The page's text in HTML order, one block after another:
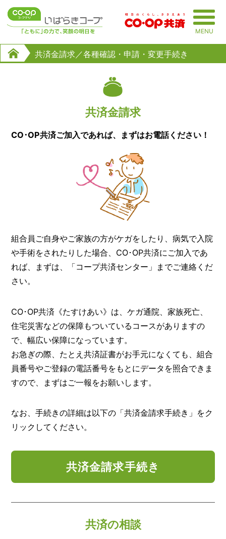
MENU
共済金請求／各種確認・申請・変更手続き
共済金請求
CO･OP共済ご加入であれば、まずはお電話ください！
組合員ご自身やご家族の方がケガをしたり、病気で入院
や手術をされたりした場合、CO･OP共済にご加入であ
れば、まずは、「コープ共済センター」までご連絡くだ
さい。
CO･OP共済《たすけあい》は、ケガ通院、家族死亡、
住宅災害などの保障もついているコースがありますの
で、幅広い保障になっています。
お急ぎの際、たとえ共済証書がお手元になくても、組合
員番号やご登録の電話番号をもとにデータを照合できま
すので、まずはご一報をお願いします。
なお、手続きの詳細は以下の「共済金請求手続き」をク
リックしてください。
共済金請求手続き
共済の相談